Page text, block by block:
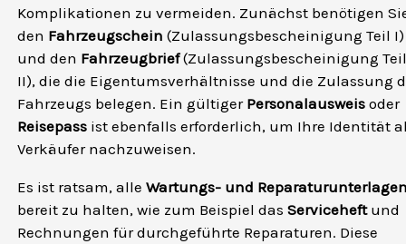
Komplikationen zu vermeiden. Zunächst benötigen
den Fahrzeugschein (Zulassungsbescheinigung Teil I)
und den Fahrzeugbrief(Zulassungsbescheinigung Teil
II), die die Eigentumsverhältnisse und die Zulassung
Fahrzeugs belegen. Ein gültiger Personalausweis oder
Reisepass ist ebenfalls erforderlich, um Ihre Identität
Verkäufer nachzuweisen.
Es ist ratsam, alle Wartungs- und
bereit zu halten, wie zum Beispiel das Serviceheftund
Rechnungen für durchgeführte Reparaturen. Diese